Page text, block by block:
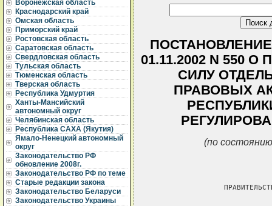
Воронежская область
Краснодарский край
Омская область
Приморский край
Ростовская область
Саратовская область
Свердловская область
Тульская область
Тюменская область
Тверская область
Республика Удмуртия
Ханты-Мансийский
автономный округ
Челябинская область
Республика САХА (Якутия)
Ямало-Ненецкий автономный
округ
Законодательство РФ
обновление 2008г.
Законодательство РФ по теме
Старые редакции закона
Законодательство Беларуси
Законодательство Украины
01.11.2002 N 550
СИЛУ
ПРАВОВЫХ
(по